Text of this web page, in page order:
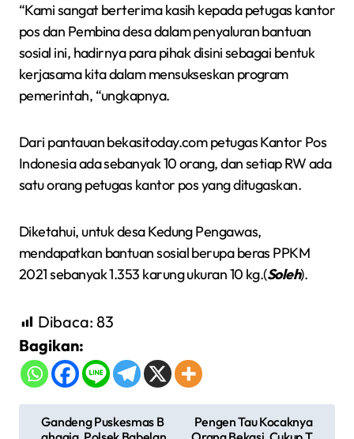
“Kami sangat berterima kasih kepada petugas kantor
pos dan Pembina desa dalam penyaluran bantuan
sosial ini, hadirnya para pihak disini sebagai bentuk
kerjasama kita dalam mensukseskan program
pemerintah, “ungkapnya.
Dari pantauan bekasitoday.com petugas Kantor Pos
Indonesia ada sebanyak 10 orang, dan setiap RW ada
satu orang petugas kantor pos yang ditugaskan.
Diketahui, untuk desa Kedung Pengawas,
mendapatkan bantuan sosial berupa beras PPKM
2021 sebanyak 1.353 karung ukuran 10 kg.(Soleh).
Dibaca: 83
Bagikan:
Gandeng Puskesmas B
Pengen Tau Kocaknya